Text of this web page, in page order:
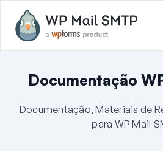
Documentação
Documentação, Materiais de
para WP Mail